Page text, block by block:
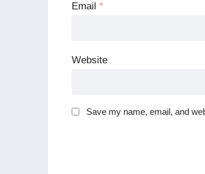
Email *
Website
Save my name, email, and